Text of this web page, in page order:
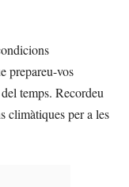
prepareu-vos
temps. Recordeu
climàtiques per a les